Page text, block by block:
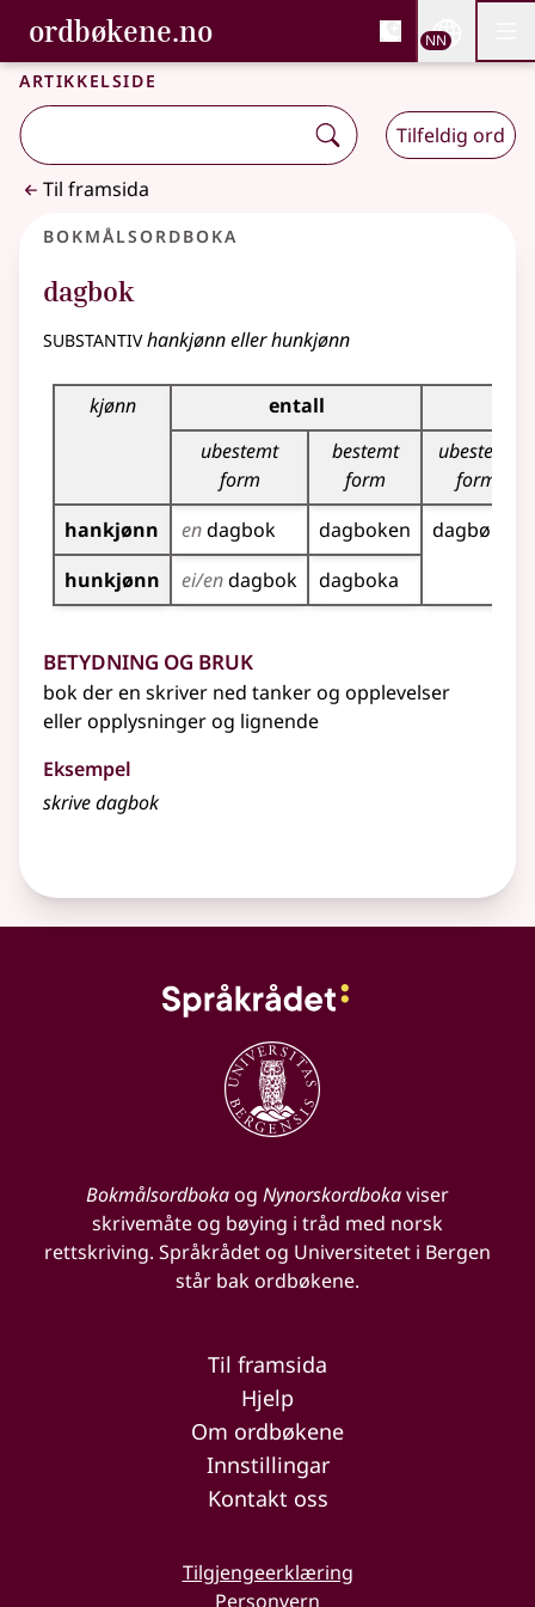
Gå til hovudinnhald
Tilgjenge
ordbøkene.no, Bokmålsordboka og
Bokmålsordboka og Nynorskordboka
NN
Artikkelside
Tilfeldig ord
Til framsida
Bokmålsordboka
dagbok
substantivhankjønn eller hunkjønn
Bøyingstabell for dette substantivet
kjønn entall
ubestemt
form
bestemt
form
ubestemt
form
hankjønn
endagbok dagboken
dagbøker
hunkjønn
ei/endagbok dagboka
Betydning og bruk
bok der en skriver ned tanker og opplevelser
elleropplysninger og lignende
Eksempel
skrivedagbok
Bokmålsordbokaog Nynorskordbokaviser
skrivemåte og bøying i tråd med norsk
rettskriving. Språkrådet og Universitetet i Bergen
står bak ordbøkene.
Til framsida
Hjelp
Om ordbøkene
Innstillingar
Kontakt oss
Tilgjengeerklæring
Personvern